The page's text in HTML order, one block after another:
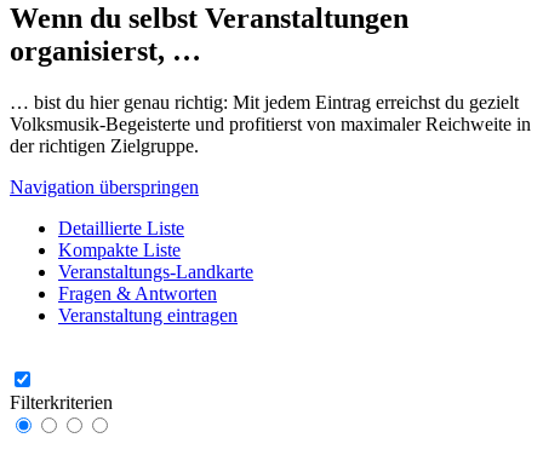
Wenn du selbst Veranstaltungen
organisierst, …
… bist du hier genau richtig: Mit jedem Eintrag erreichst du gezielt
Volksmusik-Begeisterte und profitierst von maximaler Reichweite in
der richtigen Zielgruppe.
Navigation überspringen
Detaillierte Liste
Kompakte Liste
Veranstaltungs-Landkarte
Fragen & Antworten
Veranstaltung eintragen
Filterkriterien